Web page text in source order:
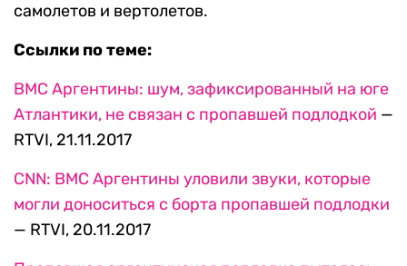
самолетов и вертолетов.
Ссылки по теме:
ВМС Аргентины: шум, зафиксированный на юге
Атлантики, не связан с пропавшей подлодкой —
RTVI, 21.11.2017
CNN: ВМС Аргентины уловили звуки, которые
могли доноситься с борта пропавшей подлодки
— RTVI, 20.11.2017